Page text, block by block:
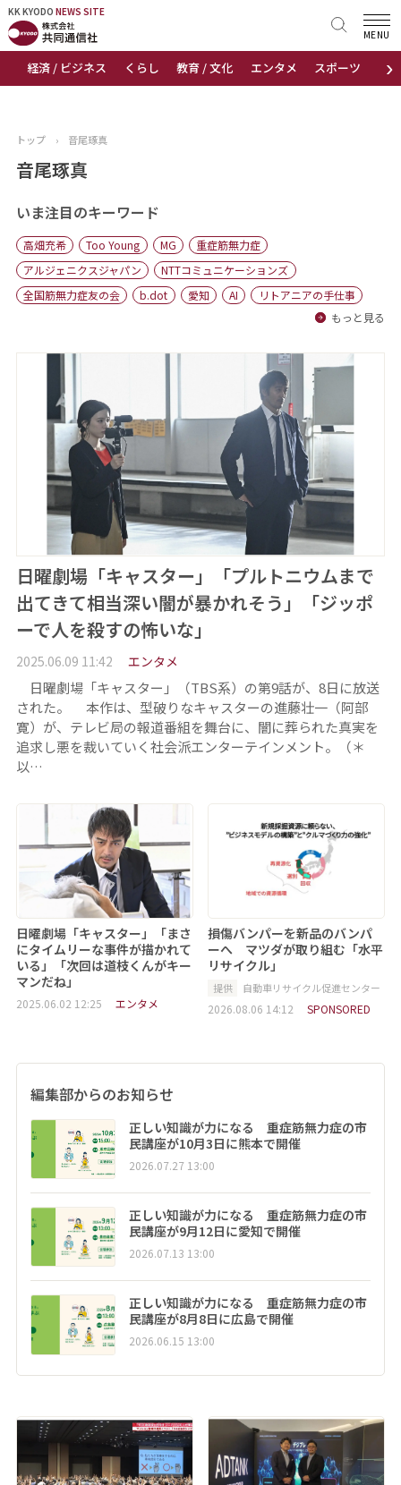
KK KYODO NEWS SITE
›
経済 / ビジネス くらし 教育 / 文化 エンタメ スポーツ 地域
MENU
KK KYODONEWS SITE
トップページ
ニュース
おすすめコンテンツ
出版物
会社概要
トップ › 音尾琢真
音尾琢真
いま注目のキーワード
高畑充希 Too Young MG
重症筋無力症
アルジェニクスジャパン
NTTコミュニケーションズ
全国筋無力症友の会
b.dot 愛知 AI
リトアニアの手仕事
もっと見る
日曜劇場「キャスター」「プルトニウムまで
出てきて相当深い闇が暴かれそう」「ジッポ
ーで人を殺すの怖いな」
2025.06.09 11:42 エンタメ
日曜劇場「キャスター」（TBS系）の第9話が、8日に放送
された。 本作は、型破りなキャスターの進藤壮一（阿部
寛）が、テレビ局の報道番組を舞台に、闇に葬られた真実を
追求し悪を裁いていく社会派エンターテインメント。（＊
以…
日曜劇場「キャスター」「まさ
にタイムリーな事件が描かれて
いる」「次回は道枝くんがキー
マンだね」
2025.06.02 12:25 エンタメ
損傷バンパーを新品のバンパ
ーへ マツダが取り組む「水平
リサイクル」
提供 自動車リサイクル促進センター
2026.08.06 14:12 SPONSORED
編集部からのお知らせ
正しい知識が力になる 重症筋無力症の市
民講座が10月3日に熊本で開催
2026.07.27 13:00
正しい知識が力になる 重症筋無力症の市
民講座が9月12日に愛知で開催
2026.07.13 13:00
正しい知識が力になる 重症筋無力症の市
民講座が8月8日に広島で開催
2026.06.15 13:00